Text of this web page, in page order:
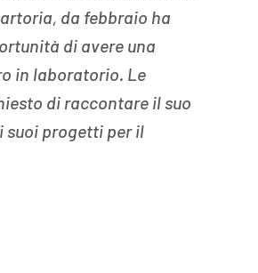
da febbraio ha
di avere una
in laboratorio. Le
di raccontare il suo
suoi progetti per il